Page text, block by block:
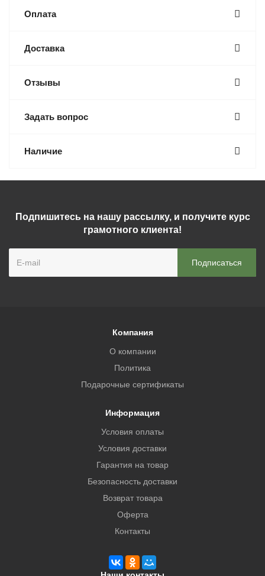
Оплата
Доставка
Отзывы
Задать вопрос
Наличие
Подпишитесь на нашу рассылку, и получите курс
грамотного клиента!
Компания
О компании
Политика
Подарочные сертификаты
Информация
Условия оплаты
Условия доставки
Гарантия на товар
Безопасность доставки
Возврат товара
Оферта
Контакты